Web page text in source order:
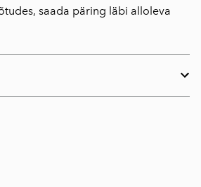
saada päring läbi alloleva